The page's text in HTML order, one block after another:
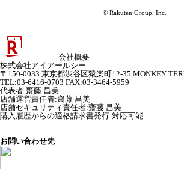
© Rakuten Group, Inc.
会社概要
株式会社アイアールシー
〒150-0033 東京都渋谷区猿楽町12-35 MONKEY
TEL:03-6416-0703 FAX:03-3464-5959
代表者:齋藤 昌美
店舗運営責任者:齋藤 昌美
店舗セキュリティ責任者:齋藤 昌美
購入履歴からの適格請求書発行:対応可能
お問い合わせ先